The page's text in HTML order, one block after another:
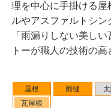
屋根
瓦屋根
雨樋
理を中心に手掛ける屋
ルやアスファルトシン
「雨漏りしない美し
トーが職人の技術の高